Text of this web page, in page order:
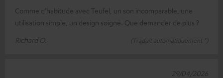
Comme d'habitude avec Teufel, un son incomparable, une
utilisation simple, un design soigné. Que demander de plus ?
Richard O.
(Traduit automatiquement *)
29/04/2026